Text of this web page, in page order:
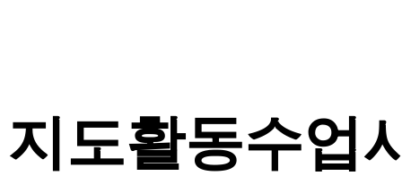
지도활동수업